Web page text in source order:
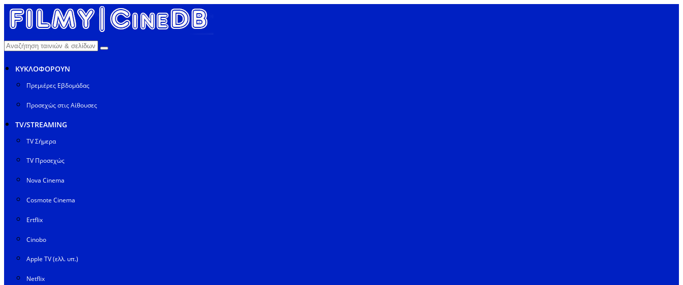
ΚΥΚΛΟΦΟΡΟΥΝ
Πρεμιέρες Εβδομάδας
Προσεχώς στις Αίθουσες
TV/STREAMING
TV Σήμερα
TV Προσεχώς
Nova Cinema
Cosmote Cinema
Ertflix
Cinobo
Apple TV (ελλ. υπ.)
Netflix